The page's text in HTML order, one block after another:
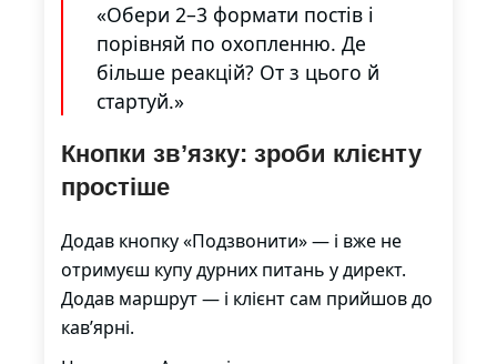
«Обери 2–3 формати постів і
порівняй по охопленню. Де
більше реакцій? От з цього й
стартуй.»
Кнопки зв’язку: зроби клієнту
простіше
Додав кнопку «Подзвонити» — і вже не
отримуєш купу дурних питань у директ.
Додав маршрут — і клієнт сам прийшов до
кав’ярні.